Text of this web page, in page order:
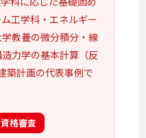
工学科・エネルギー
教養の微分積分・線
力学の基本計算（反
築計画の代表事例で
格審査